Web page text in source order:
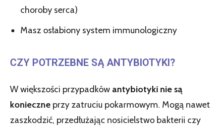
choroby serca)
Masz osłabiony system immunologiczny
CZY POTRZEBNE SĄ ANTYBIOTYKI?
W większości przypadków antybiotyki nie są
konieczne przy zatruciu pokarmowym. Mogą nawet
zaszkodzić, przedłużając nosicielstwo bakterii czy